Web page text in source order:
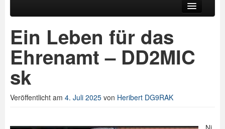
Hauptmenü
Der Verein
Referate
BV & OV
Relais
Downloads
Ein Leben für das
Ehrenamt – DD2MIC
sk
Veröffentlicht am 4. Juli 2025 von Heribert DG9RAK